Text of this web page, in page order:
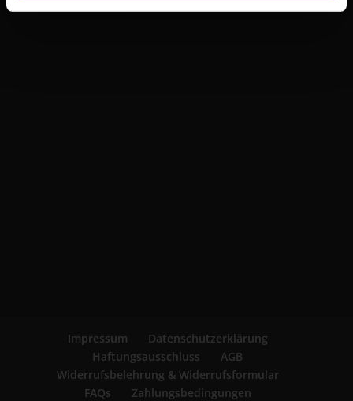
Impressum
Datenschutzerklärung
Haftungsausschluss
AGB
Widerrufsbelehrung & Widerrufsformular
FAQs
Zahlungsbedingungen